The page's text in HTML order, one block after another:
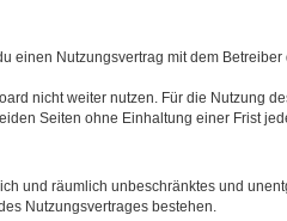
einen Nutzungsvertrag mit dem
nicht weiter nutzen. Für die Nutzung
Seiten ohne Einhaltung einer Frist
und räumlich unbeschränktes und
Nutzungsvertrages bestehen.